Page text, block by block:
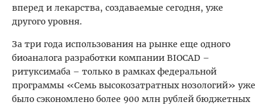
вперед и лекарства, создаваемые сегодня, уже
другого уровня.
За три года использования на рынке еще одного
биоаналога разработки компании BIOCAD –
ритуксимаба – только в рамках федеральной
программы «Семь высокозатратных нозологий» уже
было сэкономлено более 900 млн рублей бюджетных